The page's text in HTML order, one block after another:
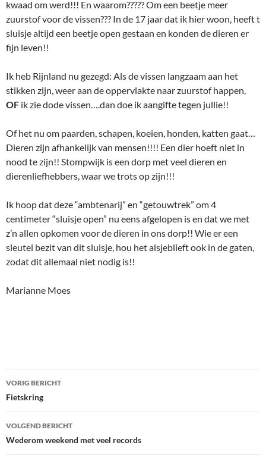
kwaad om werd!!! En waarom????? Om een beetje meer
zuurstof voor de vissen??? In de 17 jaar dat ik hier woon, heeft t
sluisje altijd een beetje open gestaan en konden de dieren er
fijn leven!!
Ik heb Rijnland nu gezegd: Als de vissen langzaam aan het
stikken zijn, weer aan de oppervlakte naar zuurstof happen,
OF ik zie dode vissen….dan doe ik aangifte tegen jullie!!
Of het nu om paarden, schapen, koeien, honden, katten gaat…
Dieren zijn afhankelijk van mensen!!!! Een dier hoeft niet in
nood te zijn!! Stompwijk is een dorp met veel dieren en
dierenliefhebbers, waar we trots op zijn!!!
Ik hoop dat deze “ambtenarij” en “getouwtrek” om 4
centimeter “sluisje open” nu eens afgelopen is en dat we met
z’n allen opkomen voor de dieren in ons dorp!! Wie er een
sleutel bezit van dit sluisje, hou het alsjeblieft ook in de gaten,
zodat dit allemaal niet nodig is!!
Marianne Moes
Bericht
navigatie
VORIG BERICHT
Fietskring
VOLGEND BERICHT
Wederom weekend met veel records